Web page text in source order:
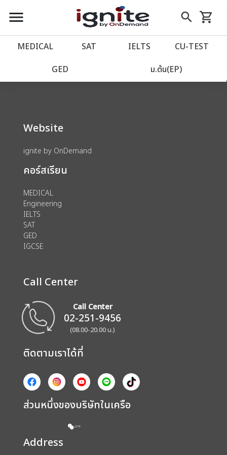
close
account_balance หน้าแรก
เว็บไซต์อิกไนท์
import_contacts วางแผนการเรียน
account_circle เข้าสู่ระบบ
assignment ลงทะเบียน
menu search
Skip
to
shopping_cart
รถเข็น
MEDICAL SAT IELTS CU‑TEST
GED ม.ต้น(EP)
We could not find anything for 80002040
Website
ignite by OnDemand
คอร์สเรียน
MEDICAL
Engineering
IELTS
SAT
GED
IGCSE
Call Center
Call Center
02-251-9456
(08.00-20.00 น.)
ติดตามเราได้ที่
ส่วนหนึ่งของบริษัทในเครือ
Address